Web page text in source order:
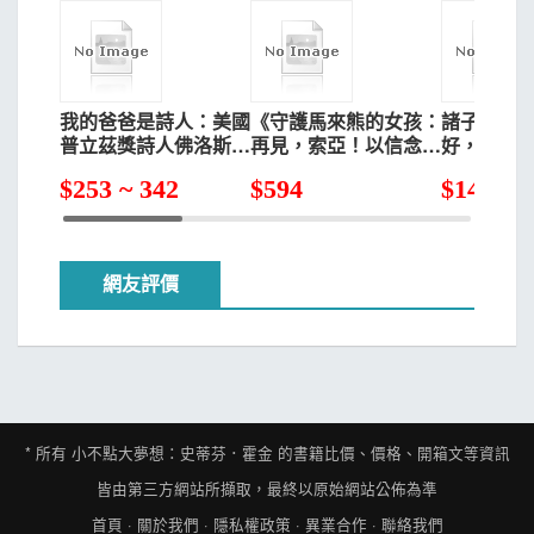
我的爸爸是詩人：美國
普立茲獎詩人佛洛斯特
$253 ~ 342
《守護馬來熊的女孩：
再見，索亞！以信念燃
故事改編，隨書附贈手
繪海報)
$594
諸子百家
好，孟子
$142 ~
網友評價
* 所有 小不點大夢想：史蒂芬．霍金 的書籍比價、價格、開箱文等資訊
皆由第三方網站所擷取，最終以原始網站公佈為準
首頁 · 關於我們 · 隱私權政策 · 異業合作 · 聯絡我們